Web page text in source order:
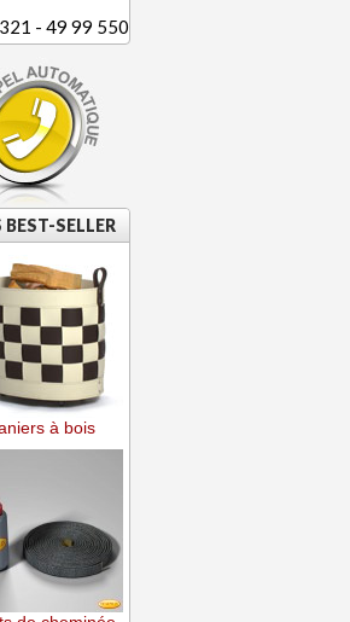
- 49 99 550
BEST-SELLER
à bois